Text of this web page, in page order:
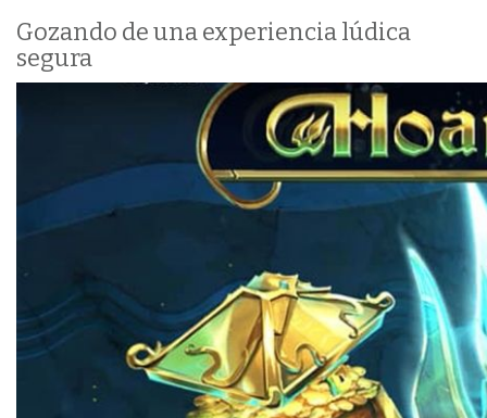
Gozando de una experiencia lúdica
segura